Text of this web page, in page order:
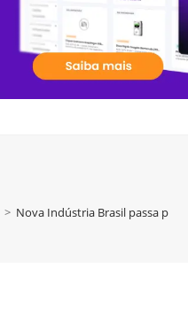
> Nova Indústria Brasil passa